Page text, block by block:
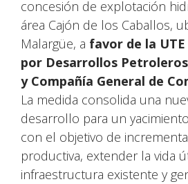
concesión de explotación
área Cajón de los Caballos,
Malargüe, a favor de la
por Desarrollos Petroleros
y Compañía General de
La medida consolida una
desarrollo para un
con el objetivo de
productiva, extender la vida
infraestructura existente y